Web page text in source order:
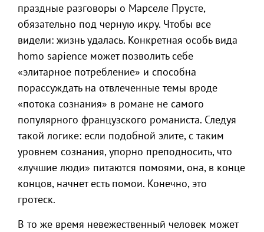
праздные разговоры о Марселе Прусте,
обязательно под черную икру. Чтобы все
видели: жизнь удалась. Конкретная особь вида
homo sapience может позволить себе
«элитарное потребление» и способна
порассуждать на отвлеченные темы вроде
«потока сознания» в романе не самого
популярного французского романиста. Следуя
такой логике: если подобной элите, с таким
уровнем сознания, упорно преподносить, что
«лучшие люди» питаются помоями, она, в конце
концов, начнет есть помои. Конечно, это
гротеск.
В то же время невежественный человек может